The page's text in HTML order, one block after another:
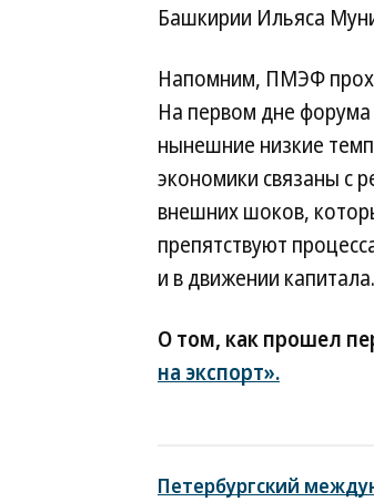
Башкирии Ильяса
Напомним, ПМЭФ
На первом дне
нынешние низкие
экономики связаны с
внешних шоков,
препятствуют
и в движении капитала.
О том, как прошел
на экспорт».
Петербургский